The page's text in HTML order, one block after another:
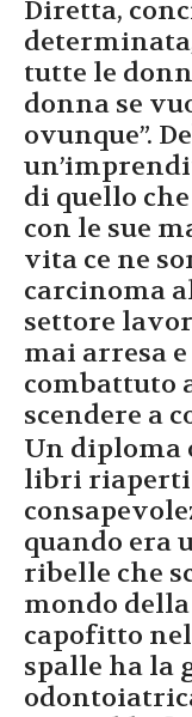
Diretta,
tutte le
donna se
ovunque”.
di quello
con le sue
vita ce ne
carcinoma
settore
mai arresa
combattuto
scendere a
Un diploma
libri riaperti
quando era
ribelle che
mondo
capofitto
spalle ha la